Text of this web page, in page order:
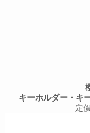
キーホルダー・キ
定